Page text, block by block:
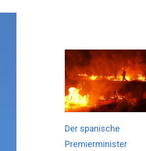
Der spanische
Premierminister